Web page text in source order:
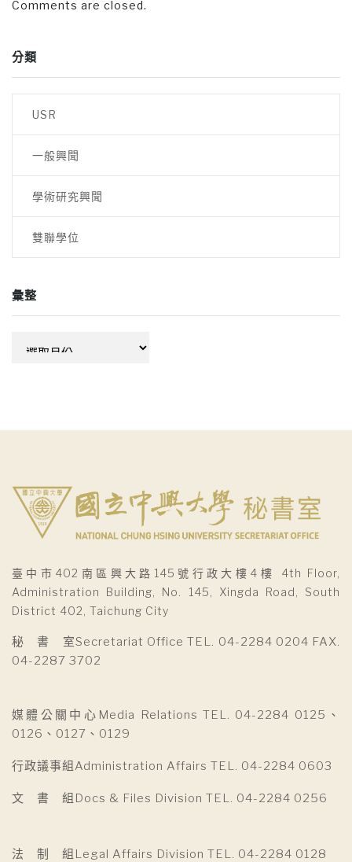
Comments are closed.
分類
USR
一般興聞
學術研究興聞
雙聯學位
彙整
臺中市402南區興大路145號行政大樓4樓 4th Floor,
Administration Building, No. 145, Xingda Road, South
District 402, Taichung City
秘 書 室Secretariat Office TEL. 04-2284 0204 FAX.
04-2287 3702
媒體公關中心Media Relations TEL. 04-2284 0125、
0126、0127、0129
行政議事組Administration Affairs TEL. 04-2284 0603
文 書 組Docs & Files Division TEL. 04-2284 0256
法 制 組Legal Affairs Division TEL. 04-2284 0128